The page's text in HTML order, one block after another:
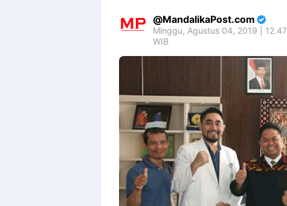
MandalikaPost.com
Minggu, Agustus 04, 2019 | 12.47
WIB